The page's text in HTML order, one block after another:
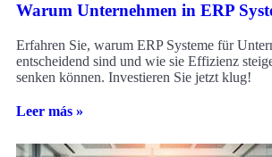
Warum Unternehmen in ERP
Erfahren Sie, warum ERP Systeme für
entscheidend sind und wie sie Effizienz
senken können. Investieren Sie jetzt klug!
Leer más »